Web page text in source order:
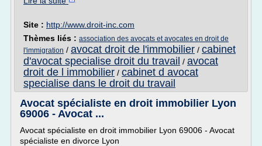
Site : http://www.droit-inc.com
Thèmes liés : association des avocats et avocates en droit de
l'immigration / avocat droit de l'immobilier / cabinet
d'avocat specialise droit du travail / avocat
droit de l immobilier / cabinet d avocat
specialise dans le droit du travail
Avocat spécialiste en droit immobilier Lyon
69006 - Avocat ...
Avocat spécialiste en droit immobilier Lyon 69006 - Avocat
spécialiste en divorce Lyon